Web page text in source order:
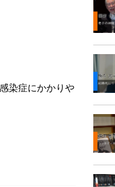
染症にかかりや